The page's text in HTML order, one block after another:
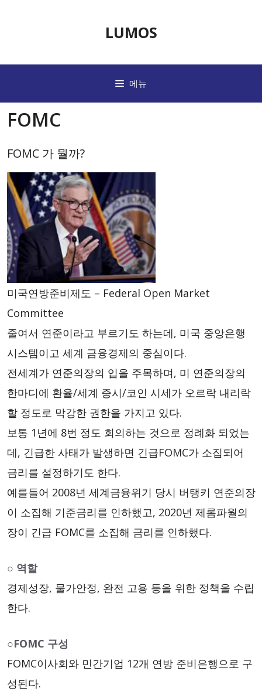
로
뛰
기
LUMOS
메뉴
FOMC
FOMC 가 뭘까?
미국연방준비제도 – Federal Open Market
Committee
줄여서 연준이라고 부르기도 하는데, 미국 중앙은행
시스템이고 세계 금융경제의 중심이다.
전세계가 연준의장의 입을 주목하며, 미 연준의장의
한마디에 환율/세계 증시/코인 시세가 오르락 내리락
할 정도로 막강한 권한을 가지고 있다.
보통 1년에 8번 정도 회의하는 것으로 정례화 되었는
데, 긴급한 사태가 발생하면 긴급FOMC가 소집되어
금리를 설정하기도 한다.
예를들어 2008년 세계금융위기 당시 버탱키 연준의장
이 소집해 기준금리를 인하했고, 2020년 제롬파월의
장이 긴급 FOMC를 소집해 금리를 인하했다.
○ 역할
경제성장, 물가안정, 완전 고용 등을 위한 정책을 수립
한다.
○FOMC 구성
FOMC이사회와 민간기업 12개 연방 준비은행으로 구
성된다.